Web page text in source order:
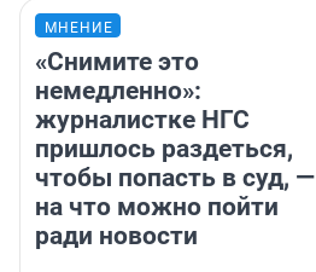
МНЕНИЕ
«Снимите это
немедленно»:
журналистке НГС
пришлось раздеться,
чтобы попасть в суд, —
на что можно пойти
ради новости